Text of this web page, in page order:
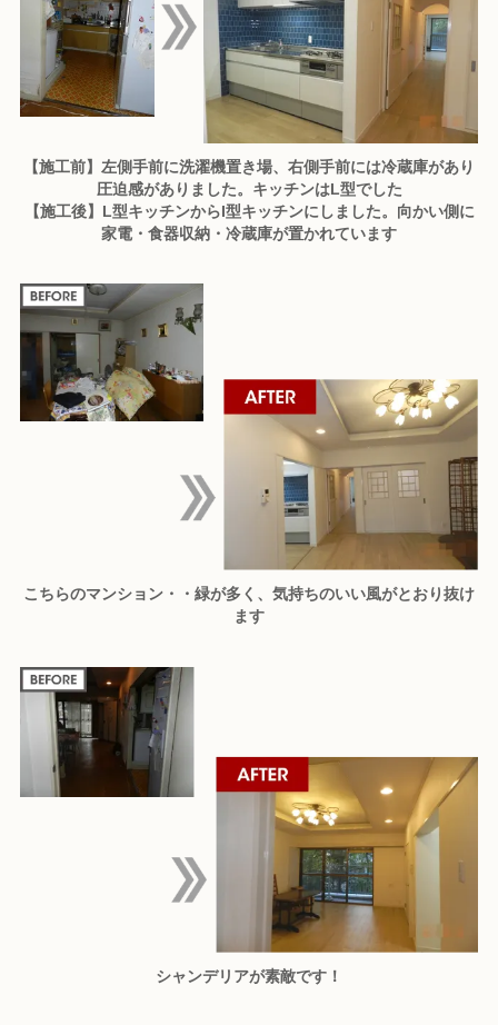
【施工前】左側手前に洗濯機置き場、右側手前には冷蔵庫があり
圧迫感がありました。キッチンはL型でした
【施工後】L型キッチンからI型キッチンにしました。向かい側に
家電・食器収納・冷蔵庫が置かれています
こちらのマンション・・緑が多く、気持ちのいい風がとおり抜け
ます
シャンデリアが素敵です！